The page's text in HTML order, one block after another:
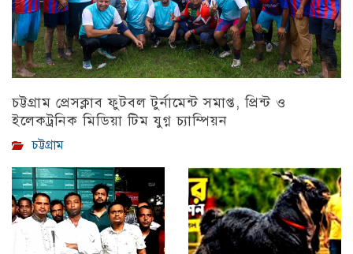
চট্টগ্রাম প্রেসক্লাব ফুটবল টুর্নামেন্ট সমাপ্ত, প্রিন্ট ও
ইলেকট্রনিক মিডিয়া টিম যুগ্ন চ্যাম্পিয়ন
চট্টগ্রাম